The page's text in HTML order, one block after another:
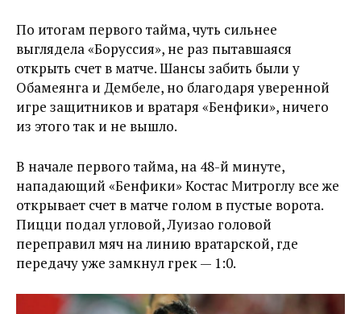
По итогам первого тайма, чуть сильнее
выглядела «Боруссия», не раз пытавшаяся
открыть счет в матче. Шансы забить были у
Обамеянга и Дембеле, но благодаря уверенной
игре защитников и вратаря «Бенфики», ничего
из этого так и не вышло.
В начале первого тайма, на 48-й минуте,
нападающий «Бенфики» Костас Митроглу все же
открывает счет в матче голом в пустые ворота.
Пицци подал угловой, Луизао головой
переправил мяч на линию вратарской, где
передачу уже замкнул грек — 1:0.